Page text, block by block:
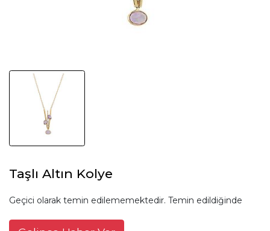
Taşlı Altın Kolye
Geçici olarak temin edilememektedir. Temin edildiğinde